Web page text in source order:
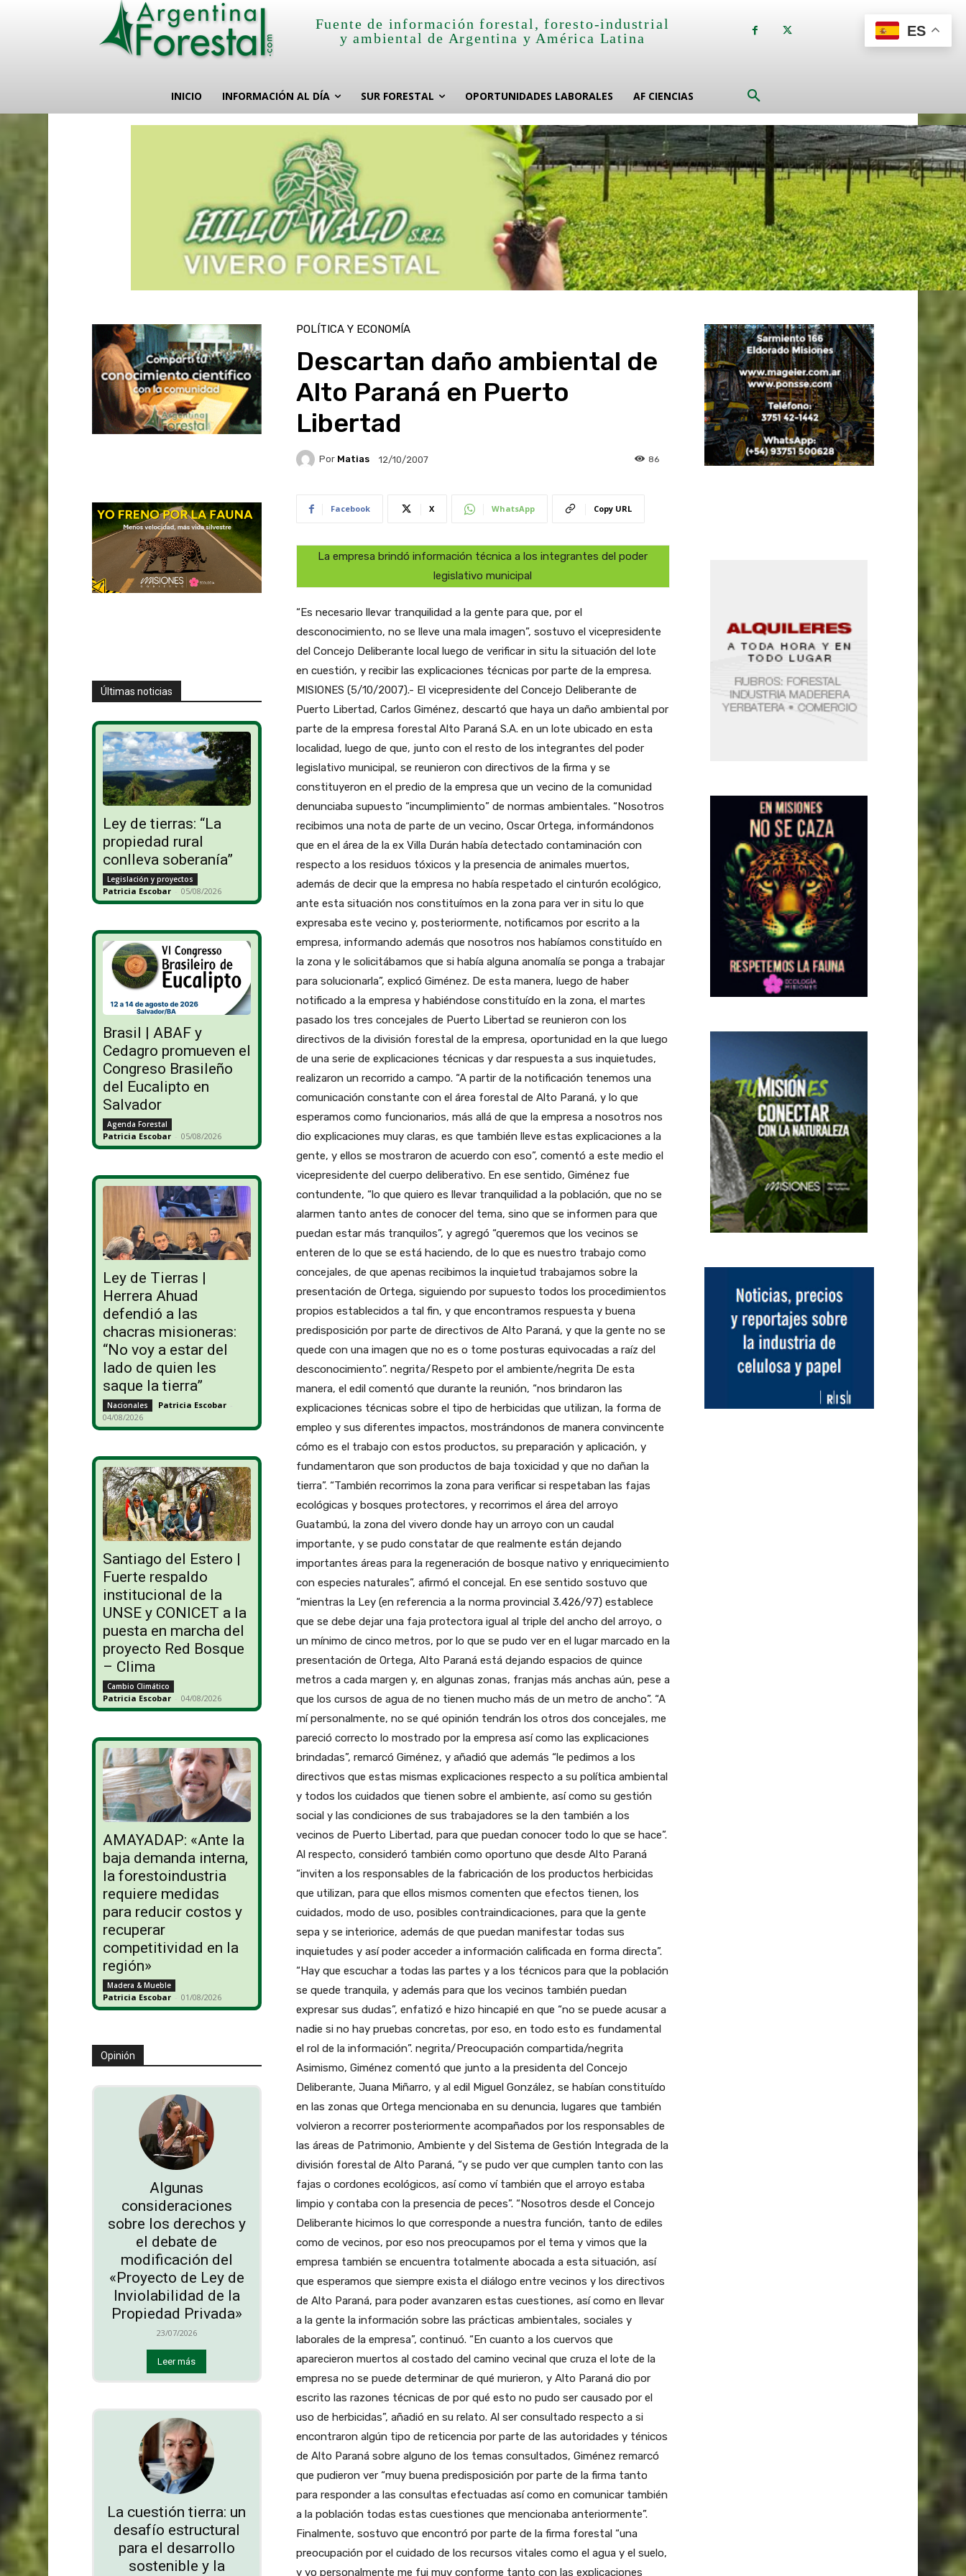
Fuente de información forestal, foresto-industrial
y ambiental de Argentina y América Latina
INICIO INFORMACIÓN AL DÍA SUR FORESTAL OPORTUNIDADES LABORALES AF CIENCIAS
Últimas noticias
Ley de tierras: “La
propiedad rural
conlleva soberanía”
Legislación y proyectos
Patricia Escobar - 05/08/2026
Brasil | ABAF y
Cedagro promueven el
Congreso Brasileño
del Eucalipto en
Salvador
Agenda Forestal
Patricia Escobar - 05/08/2026
Ley de Tierras |
Herrera Ahuad
defendió a las
chacras misioneras:
“No voy a estar del
lado de quien les
saque la tierra”
Nacionales Patricia Escobar -
04/08/2026
Santiago del Estero |
Fuerte respaldo
institucional de la
UNSE y CONICET a la
puesta en marcha del
proyecto Red Bosque
– Clima
Cambio Climático
Patricia Escobar - 04/08/2026
AMAYADAP: «Ante la
baja demanda interna,
la forestoindustria
requiere medidas
para reducir costos y
recuperar
competitividad en la
región»
Madera & Mueble
Patricia Escobar - 01/08/2026
Opinión
Algunas
consideraciones
sobre los derechos y
el debate de
modificación del
«Proyecto de Ley de
Inviolabilidad de la
Propiedad Privada»
23/07/2026
Leer más
La cuestión tierra: un
desafío estructural
para el desarrollo
sostenible y la
POLÍTICA Y ECONOMÍA
Descartan daño ambiental de
Alto Paraná en Puerto
Libertad
Por Matias 12/10/2007 86
Facebook X WhatsApp Copy URL
La empresa brindó información técnica a los integrantes del poder
legislativo municipal
“Es necesario llevar tranquilidad a la gente para que, por el
desconocimiento, no se lleve una mala imagen”, sostuvo el vicepresidente
del Concejo Deliberante local luego de verificar in situ la situación del lote
en cuestión, y recibir las explicaciones técnicas por parte de la empresa.
MISIONES (5/10/2007).- El vicepresidente del Concejo Deliberante de
Puerto Libertad, Carlos Giménez, descartó que haya un daño ambiental por
parte de la empresa forestal Alto Paraná S.A. en un lote ubicado en esta
localidad, luego de que, junto con el resto de los integrantes del poder
legislativo municipal, se reunieron con directivos de la firma y se
constituyeron en el predio de la empresa que un vecino de la comunidad
denunciaba supuesto “incumplimiento” de normas ambientales. “Nosotros
recibimos una nota de parte de un vecino, Oscar Ortega, informándonos
que en el área de la ex Villa Durán había detectado contaminación con
respecto a los residuos tóxicos y la presencia de animales muertos,
además de decir que la empresa no había respetado el cinturón ecológico,
ante esta situación nos constituímos en la zona para ver in situ lo que
expresaba este vecino y, posteriormente, notificamos por escrito a la
empresa, informando además que nosotros nos habíamos constituído en
la zona y le solicitábamos que si había alguna anomalía se ponga a trabajar
para solucionarla”, explicó Giménez. De esta manera, luego de haber
notificado a la empresa y habiéndose constituído en la zona, el martes
pasado los tres concejales de Puerto Libertad se reunieron con los
directivos de la división forestal de la empresa, oportunidad en la que luego
de una serie de explicaciones técnicas y dar respuesta a sus inquietudes,
realizaron un recorrido a campo. “A partir de la notificación tenemos una
comunicación constante con el área forestal de Alto Paraná, y lo que
esperamos como funcionarios, más allá de que la empresa a nosotros nos
dio explicaciones muy claras, es que también lleve estas explicaciones a la
gente, y ellos se mostraron de acuerdo con eso”, comentó a este medio el
vicepresidente del cuerpo deliberativo. En ese sentido, Giménez fue
contundente, “lo que quiero es llevar tranquilidad a la población, que no se
alarmen tanto antes de conocer del tema, sino que se informen para que
puedan estar más tranquilos”, y agregó “queremos que los vecinos se
enteren de lo que se está haciendo, de lo que es nuestro trabajo como
concejales, de que apenas recibimos la inquietud trabajamos sobre la
presentación de Ortega, siguiendo por supuesto todos los procedimientos
propios establecidos a tal fin, y que encontramos respuesta y buena
predisposición por parte de directivos de Alto Paraná, y que la gente no se
quede con una imagen que no es o tome posturas equivocadas a raíz del
desconocimiento”. negrita/Respeto por el ambiente/negrita De esta
manera, el edil comentó que durante la reunión, “nos brindaron las
explicaciones técnicas sobre el tipo de herbicidas que utilizan, la forma de
empleo y sus diferentes impactos, mostrándonos de manera convincente
cómo es el trabajo con estos productos, su preparación y aplicación, y
fundamentaron que son productos de baja toxicidad y que no dañan la
tierra”. “También recorrimos la zona para verificar si respetaban las fajas
ecológicas y bosques protectores, y recorrimos el área del arroyo
Guatambú, la zona del vivero donde hay un arroyo con un caudal
importante, y se pudo constatar de que realmente están dejando
importantes áreas para la regeneración de bosque nativo y enriquecimiento
con especies naturales”, afirmó el concejal. En ese sentido sostuvo que
“mientras la Ley (en referencia a la norma provincial 3.426/97) establece
que se debe dejar una faja protectora igual al triple del ancho del arroyo, o
un mínimo de cinco metros, por lo que se pudo ver en el lugar marcado en la
presentación de Ortega, Alto Paraná está dejando espacios de quince
metros a cada margen y, en algunas zonas, franjas más anchas aún, pese a
que los cursos de agua de no tienen mucho más de un metro de ancho”. “A
mí personalmente, no se qué opinión tendrán los otros dos concejales, me
pareció correcto lo mostrado por la empresa así como las explicaciones
brindadas”, remarcó Giménez, y añadió que además “le pedimos a los
directivos que estas mismas explicaciones respecto a su política ambiental
y todos los cuidados que tienen sobre el ambiente, así como su gestión
social y las condiciones de sus trabajadores se la den también a los
vecinos de Puerto Libertad, para que puedan conocer todo lo que se hace”.
Al respecto, consideró también como oportuno que desde Alto Paraná
“inviten a los responsables de la fabricación de los productos herbicidas
que utilizan, para que ellos mismos comenten que efectos tienen, los
cuidados, modo de uso, posibles contraindicaciones, para que la gente
sepa y se interiorice, además de que puedan manifestar todas sus
inquietudes y así poder acceder a información calificada en forma directa”.
“Hay que escuchar a todas las partes y a los técnicos para que la población
se quede tranquila, y además para que los vecinos también puedan
expresar sus dudas”, enfatizó e hizo hincapié en que “no se puede acusar a
nadie si no hay pruebas concretas, por eso, en todo esto es fundamental
el rol de la información”. negrita/Preocupación compartida/negrita
Asimismo, Giménez comentó que junto a la presidenta del Concejo
Deliberante, Juana Miñarro, y al edil Miguel González, se habían constituído
en las zonas que Ortega mencionaba en su denuncia, lugares que también
volvieron a recorrer posteriormente acompañados por los responsables de
las áreas de Patrimonio, Ambiente y del Sistema de Gestión Integrada de la
división forestal de Alto Paraná, “y se pudo ver que cumplen tanto con las
fajas o cordones ecológicos, así como ví también que el arroyo estaba
limpio y contaba con la presencia de peces”. “Nosotros desde el Concejo
Deliberante hicimos lo que corresponde a nuestra función, tanto de ediles
como de vecinos, por eso nos preocupamos por el tema y vimos que la
empresa también se encuentra totalmente abocada a esta situación, así
que esperamos que siempre exista el diálogo entre vecinos y los directivos
de Alto Paraná, para poder avanzaren estas cuestiones, así como en llevar
a la gente la información sobre las prácticas ambientales, sociales y
laborales de la empresa”, continuó. “En cuanto a los cuervos que
aparecieron muertos al costado del camino vecinal que cruza el lote de la
empresa no se puede determinar de qué murieron, y Alto Paraná dio por
escrito las razones técnicas de por qué esto no pudo ser causado por el
uso de herbicidas”, añadió en su relato. Al ser consultado respecto a si
encontraron algún tipo de reticencia por parte de las autoridades y ténicos
de Alto Paraná sobre alguno de los temas consultados, Giménez remarcó
que pudieron ver “muy buena predisposición por parte de la firma tanto
para responder a las consultas efectuadas así como en comunicar también
a la población todas estas cuestiones que mencionaba anteriormente”.
Finalmente, sostuvo que encontró por parte de la firma forestal “una
preocupación por el cuidado de los recursos vitales como el agua y el suelo,
y yo personalmente me fui muy conforme tanto con las explicaciones
ES